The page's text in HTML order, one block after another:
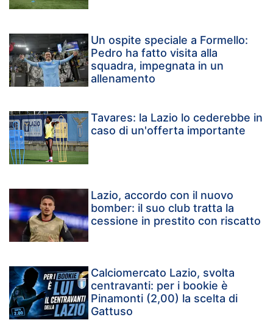
Un ospite speciale a Formello:
Pedro ha fatto visita alla
squadra, impegnata in un
allenamento
Tavares: la Lazio lo cederebbe in
caso di un'offerta importante
Lazio, accordo con il nuovo
bomber: il suo club tratta la
cessione in prestito con riscatto
Calciomercato Lazio, svolta
centravanti: per i bookie è
Pinamonti (2,00) la scelta di
Gattuso